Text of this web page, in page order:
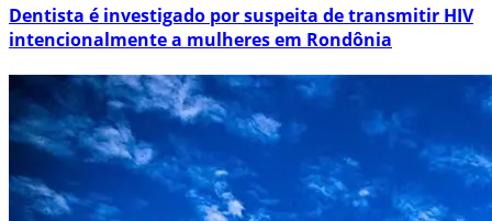
Dentista é investigado por suspeita de transmitir HIV
intencionalmente a mulheres em Rondônia